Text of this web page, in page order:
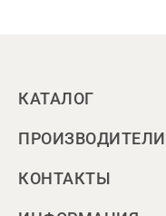
КАТАЛОГ
ПРОИЗВОДИТЕЛИ
КОНТАКТЫ